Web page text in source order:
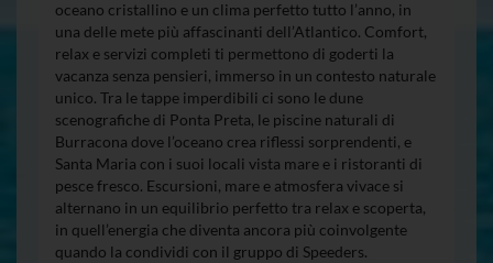
oceano cristallino e un clima perfetto tutto l’anno, in
una delle mete più affascinanti dell’Atlantico. Comfort,
relax e servizi completi ti permettono di goderti la
vacanza senza pensieri, immerso in un contesto naturale
unico. Tra le tappe imperdibili ci sono le dune
scenografiche di Ponta Preta, le piscine naturali di
Burracona dove l’oceano crea riflessi sorprendenti, e
Santa Maria con i suoi locali vista mare e i ristoranti di
pesce fresco. Escursioni, mare e atmosfera vivace si
alternano in un equilibrio perfetto tra relax e scoperta,
in quell’energia che diventa ancora più coinvolgente
quando la condividi con il gruppo di Speeders.